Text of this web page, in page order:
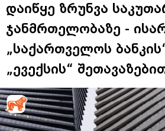
დაიწყე ზრუნვა
ჯანმრთელობაზე -
„საქართველოს
„ევექსის“